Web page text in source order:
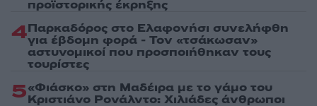
προϊστορικής έκρηξης
4Παρκαδόρος στο Ελαφονήσι συνελήφθη
για έβδομη φορά - Τον «τσάκωσαν»
αστυνομικοί που προσποιήθηκαν τους
τουρίστες
5«Φιάσκο» στη Μαδέιρα με το γάμο του
Κριστιάνο Ρονάλντο: Χιλιάδες άνθρωποι